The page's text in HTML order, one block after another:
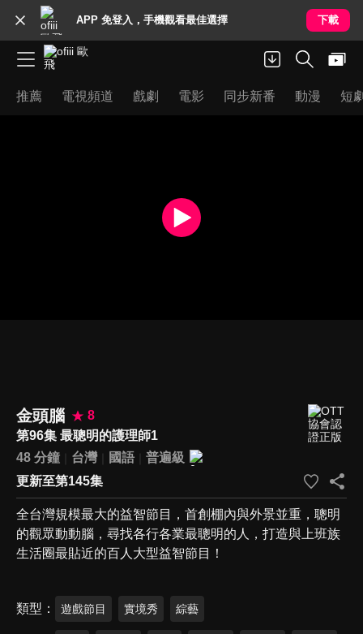
APP 免登入，手機觀看最佳選擇 下載
推薦 電視頻道 戲劇 電影 同步新番 動漫 短
金頭腦
8
第96集 最聰明的護理師1
48 分鐘
台灣 國語
普遍級
更新至第145集
全台灣規模最大的益智節目，首創棚內與外景並重，聰明
的觀眾動動腦，尋找各行各業最聰明的人，打造與上班族
生活圈最貼近的百人大型益智節目！
類型 遊戲節目 實境秀 綜藝